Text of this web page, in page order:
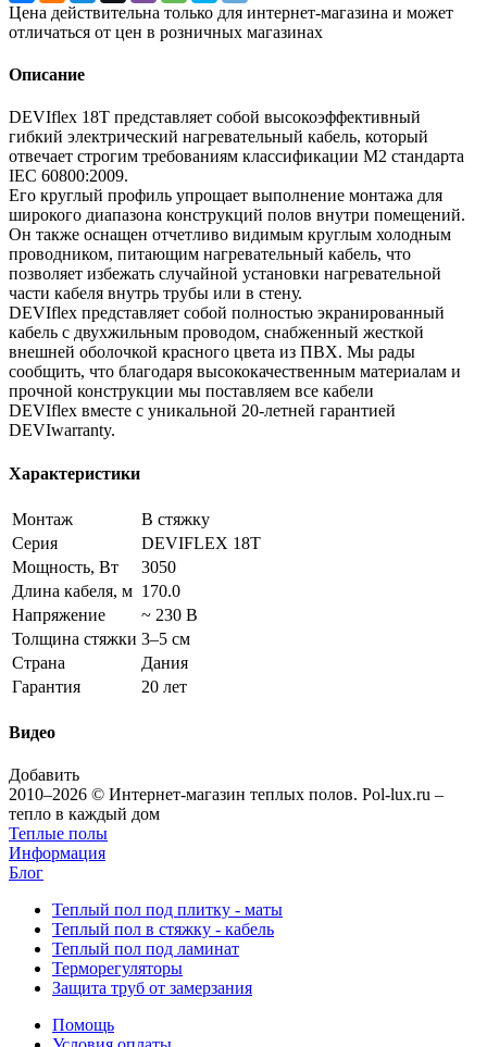
Цена действительна только для интернет-магазина и может
отличаться от цен в розничных магазинах
Описание
DEVIflex 18T представляет собой высокоэффективный
гибкий электрический нагревательный кабель, который
отвечает строгим требованиям классификации M2 стандарта
IEC 60800:2009.
Его круглый профиль упрощает выполнение монтажа для
широкого диапазона конструкций полов внутри помещений.
Он также оснащен отчетливо видимым круглым холодным
проводником, питающим нагревательный кабель, что
позволяет избежать случайной установки нагревательной
части кабеля внутрь трубы или в стену.
DEVIflex представляет собой полностью экранированный
кабель с двухжильным проводом, снабженный жесткой
внешней оболочкой красного цвета из ПВХ. Мы рады
сообщить, что благодаря высококачественным материалам и
прочной конструкции мы поставляем все кабели
DEVIflex вместе с уникальной 20-летней гарантией
DEVIwarranty.
Характеристики
Монтаж
В стяжку
Серия
DEVIFLEX 18T
Мощность, Вт
3050
Длина кабеля, м 170.0
Напряжение
~ 230 В
Толщина стяжки 3–5 см
Страна
Дания
Гарантия
20 лет
Видео
Добавить
2010–2026 © Интернет-магазин теплых полов. Pol-lux.ru –
тепло в каждый дом
Теплые полы
Информация
Блог
Теплый пол под плитку - маты
Теплый пол в стяжку - кабель
Теплый пол под ламинат
Терморегуляторы
Защита труб от замерзания
Помощь